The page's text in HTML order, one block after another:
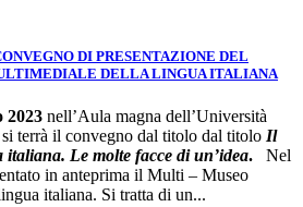
DI PRESENTAZIONE DEL
DELLA LINGUA ITALIANA
2023 nell’Aula magna dell’Università
terrà il convegno dal titolo dal titolo Il
italiana. Le molte facce di un’idea. Nel
in anteprima il Multi – Museo
italiana. Si tratta di un...